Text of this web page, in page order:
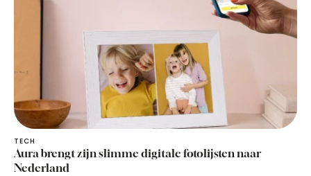
TECH
Aura brengt zijn slimme digitale fotolijsten naar
Nederland